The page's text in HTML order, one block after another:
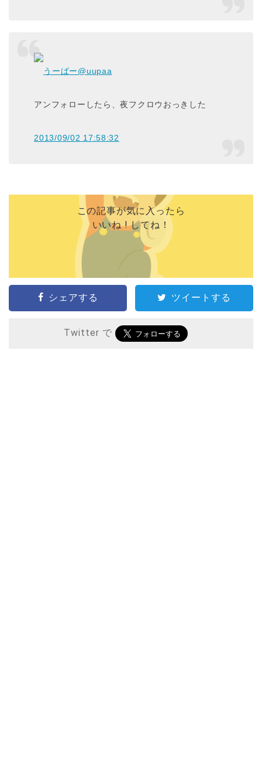
うーぱー@uupaa
アンフォローしたら、夜フクロウおっきした
2013/09/02 17:58:32
この記事が気に入ったら
いいね ! してね！
シェアする ツイートする
Twitter で